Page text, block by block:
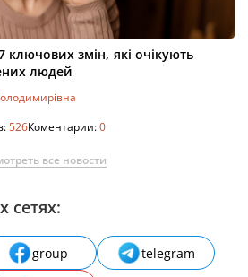
ключових змін, які очікують
людей
526Коментарии:0
все новости
сетях:
group
telegram